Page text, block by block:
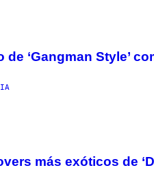
de ‘Gangman Style’
más exóticos de